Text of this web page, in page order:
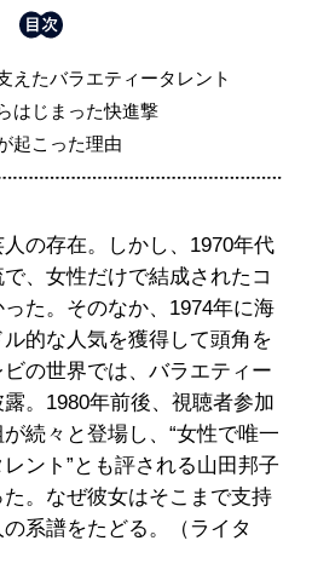
えたバラエティータレント
はじまった快進撃
起こった理由
の存在。しかし、1970年代
、女性だけで結成されたコ
た。そのなか、1974年に海
的な人気を獲得して頭角を
の世界では、バラエティー
。1980年前後、視聴者参加
続々と登場し、“女性で唯一
ント”とも評される山田邦子
。なぜ彼女はそこまで支持
系譜をたどる。（ライタ